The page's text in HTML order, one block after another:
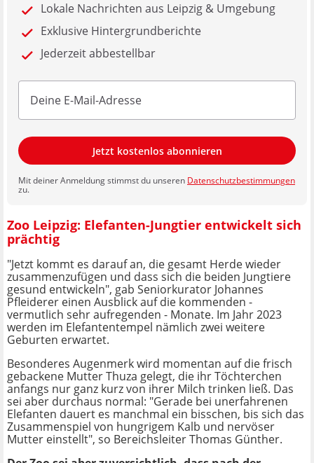
Lokale Nachrichten aus Leipzig & Umgebung
Exklusive Hintergrundberichte
Jederzeit abbestellbar
Jetzt kostenlos abonnieren
Mit deiner Anmeldung stimmst du unseren Datenschutzbestimmungen
zu.
Zoo Leipzig: Elefanten-Jungtier entwickelt sich
prächtig
"Jetzt kommt es darauf an, die gesamt Herde wieder
zusammenzufügen und dass sich die beiden Jungtiere
gesund entwickeln", gab Seniorkurator Johannes
Pfleiderer einen Ausblick auf die kommenden -
vermutlich sehr aufregenden - Monate. Im Jahr 2023
werden im Elefantentempel nämlich zwei weitere
Geburten erwartet.
Besonderes Augenmerk wird momentan auf die frisch
gebackene Mutter Thuza gelegt, die ihr Töchterchen
anfangs nur ganz kurz von ihrer Milch trinken ließ. Das
sei aber durchaus normal: "Gerade bei unerfahrenen
Elefanten dauert es manchmal ein bisschen, bis sich das
Zusammenspiel von hungrigem Kalb und nervöser
Mutter einstellt", so Bereichsleiter Thomas Günther.